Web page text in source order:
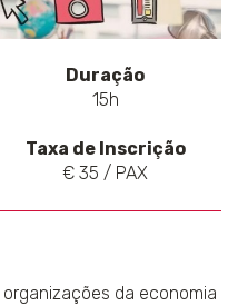
Duração
15h
Taxa de Inscrição
€ 35 / PAX
da economia